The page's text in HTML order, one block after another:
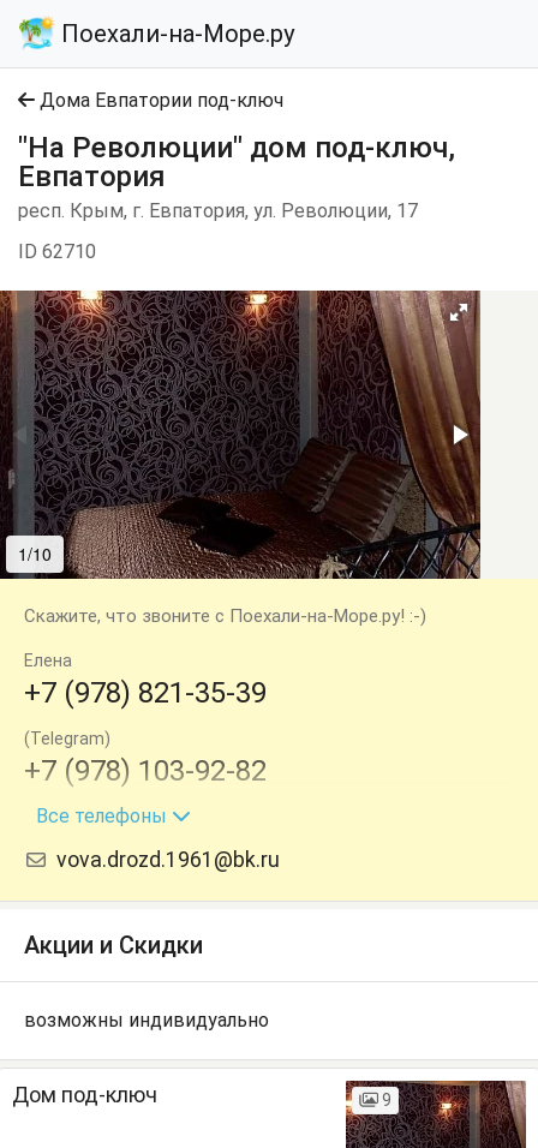
Поехали-на-Море.ру
Дома Евпатории под-ключ
"На Революции" дом под-ключ,
Евпатория
респ. Крым, г. Евпатория, ул. Революции, 17
ID 62710
1/10
Скажите, что звоните с Поехали-на-Море.ру! :-)
Елена
+7 (978) 821-35-39
(Telegram)
+7 (978) 103-92-82
Елена
+7 (918) 171-12-03
Все телефоны
vova.drozd.1961@bk.ru
Акции и Скидки
возможны индивидуально
Дом под-ключ 9